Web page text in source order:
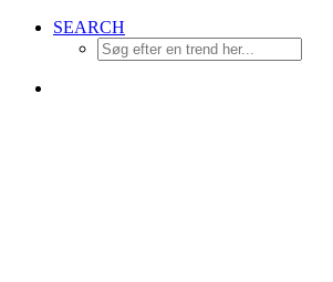
SEARCH